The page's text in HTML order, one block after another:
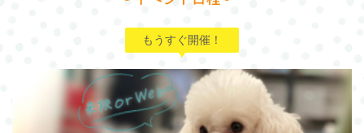
もうすぐ開催！